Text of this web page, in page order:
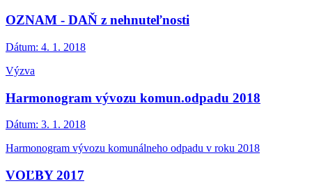
OZNAM - DAŇ z nehnuteľnosti
Dátum: 4. 1. 2018
Výzva
Harmonogram vývozu komun.odpadu 2018
Dátum: 3. 1. 2018
Harmonogram vývozu komunálneho odpadu v roku 2018
VOĽBY 2017